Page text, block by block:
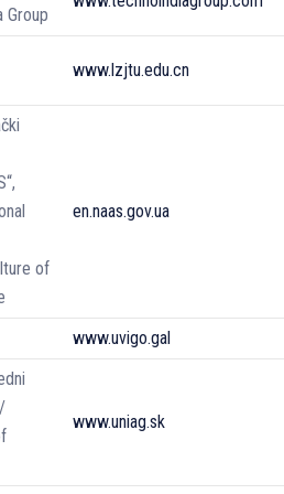
Group
www.lzjtu.edu.cn
of
en.naas.gov.ua
www.uvigo.gal
www.uniag.sk